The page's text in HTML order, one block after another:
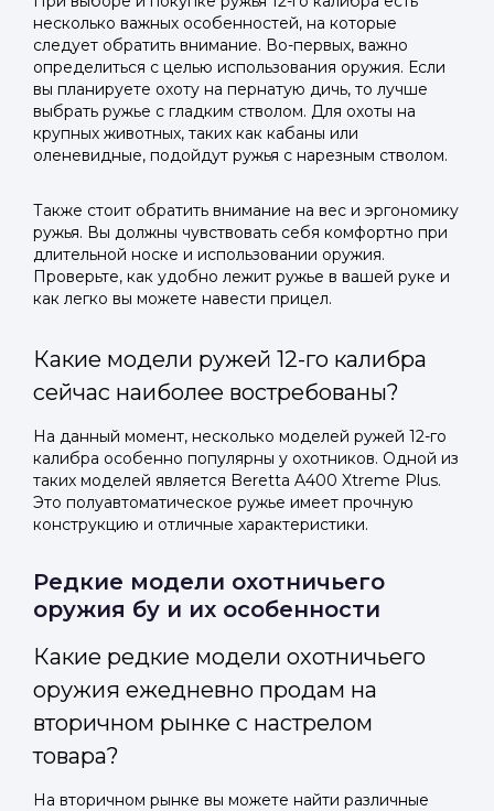
несколько важных особенностей, на которые
следует обратить внимание. Во-первых, важно
определиться с целью использования оружия. Если
вы планируете охоту на пернатую дичь, то лучше
выбрать ружье с гладким стволом. Для охоты на
крупных животных, таких как кабаны или
оленевидные, подойдут ружья с нарезным стволом.
Также стоит обратить внимание на вес и эргономику
ружья. Вы должны чувствовать себя комфортно при
длительной носке и использовании оружия.
Проверьте, как удобно лежит ружье в вашей руке и
как легко вы можете навести прицел.
Какие модели ружей 12-го калибра
сейчас наиболее востребованы?
На данный момент, несколько моделей ружей 12-го
калибра особенно популярны у охотников. Одной из
таких моделей является Beretta A400 Xtreme Plus.
Это полуавтоматическое ружье имеет прочную
конструкцию и отличные характеристики.
Редкие модели охотничьего
оружия бу и их особенности
Какие редкие модели охотничьего
оружия ежедневно продам на
вторичном рынке с настрелом
товара?
На вторичном рынке вы можете найти различные